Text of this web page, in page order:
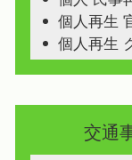
個人再生
個人再生
交通